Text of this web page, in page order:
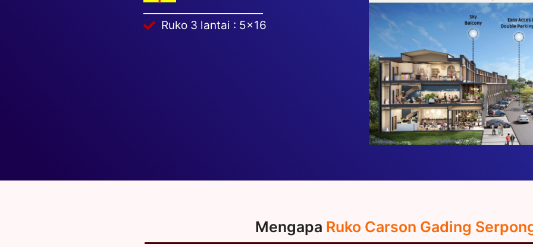
Ruko 3 lantai : 5×16
Mengapa Ruko Carson Gading